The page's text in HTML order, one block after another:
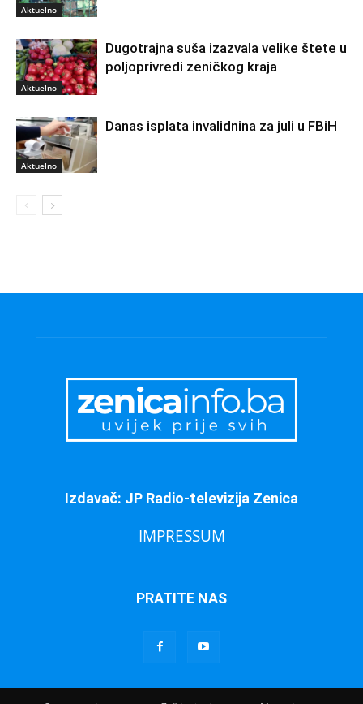
Aktuelno
Aktuelno
Dugotrajna suša izazvala velike štete u
poljoprivredi zeničkog kraja
Aktuelno
Danas isplata invalidnina za juli u FBiH
Izdavač: JP Radio-televizija Zenica
IMPRESSUM
PRATITE NAS